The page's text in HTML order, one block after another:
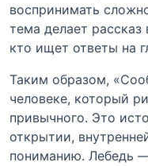
воспринимать
тема делает
кто ищет ответы на
Таким образом,
человеке, который
привычного. Это
открытии,
пониманию. Лебедь